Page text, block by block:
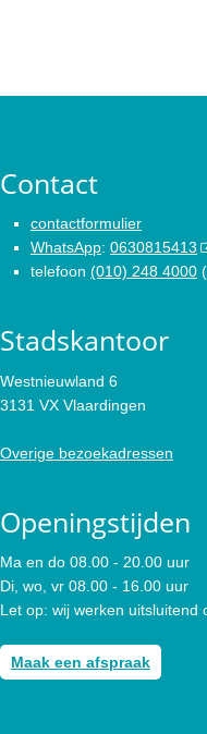
Contact
contactformulier
WhatsApp: 0630815413
telefoon (010) 248 4000
Stadskantoor
Westnieuwland 6
3131 VX Vlaardingen
Overige bezoekadressen
Openingstijden
Ma en do 08.00 - 20.00 uur
Di, wo, vr 08.00 - 16.00 uur
Let op: wij werken uitsluitend
Maak een afspraak